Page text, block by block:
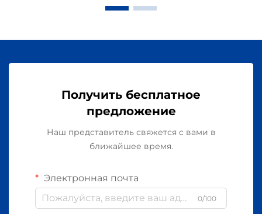
Получить бесплатное
предложение
Наш представитель свяжется с вами в
ближайшее время.
Электронная почта
0/100